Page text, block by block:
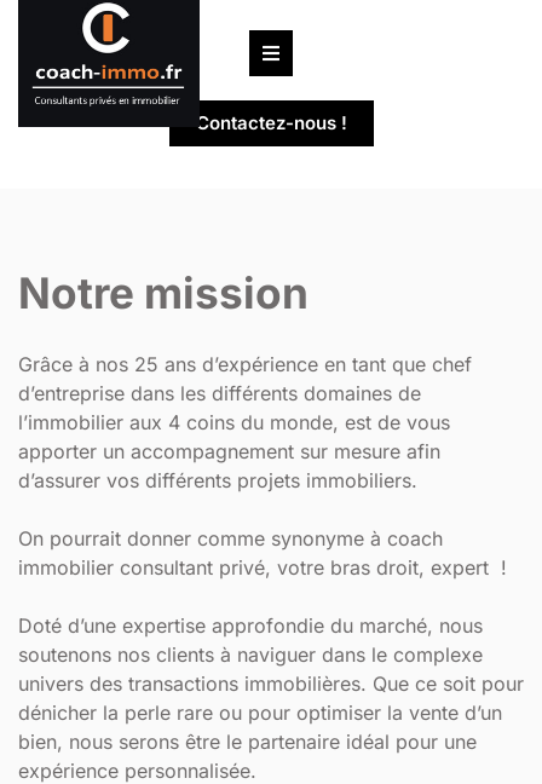
contenu
Contactez-nous !
Notre mission
Grâce à nos 25 ans d’expérience en tant que chef
d’entreprise dans les différents domaines de
l’immobilier aux 4 coins du monde, est de vous
apporter un accompagnement sur mesure afin
d’assurer vos différents projets immobiliers.
On pourrait donner comme synonyme à coach
immobilier consultant privé, votre bras droit, expert !
Doté d’une expertise approfondie du marché, nous
soutenons nos clients à naviguer dans le complexe
univers des transactions immobilières. Que ce soit pour
dénicher la perle rare ou pour optimiser la vente d’un
bien, nous serons être le partenaire idéal pour une
expérience personnalisée.